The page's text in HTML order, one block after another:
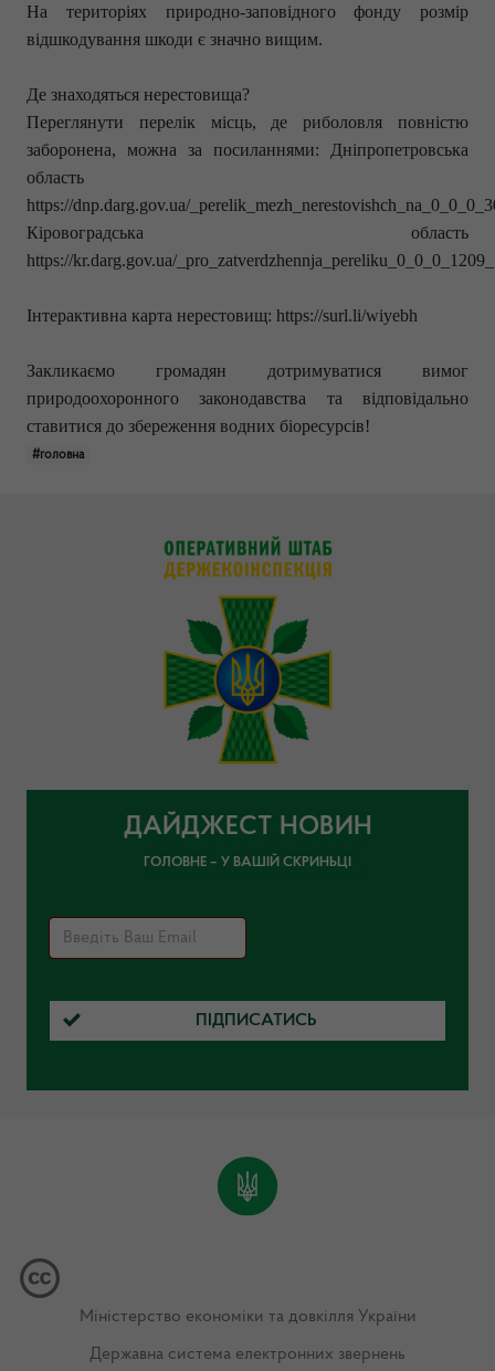
На територіях природно-заповідного фонду розмір
відшкодування шкоди є значно вищим.
Де знаходяться нерестовища?
Переглянути перелік місць, де риболовля повністю
заборонена, можна за посиланнями: Дніпропетровська
область
https://dnp.darg.gov.ua/
Кіровоградська область
https://kr.darg.gov.ua/
Інтерактивна карта нерестовищ: https://surl.li/wiyebh
Закликаємо громадян дотримуватися вимог
природоохоронного законодавства та відповідально
ставитися до збереження водних біоресурсів!
#головна
ДАЙДЖЕСТ НОВИН
ГОЛОВНЕ – У ВАШІЙ СКРИНЬЦІ
ПІДПИСАТИСЬ
Міністерство економіки та довкілля України
Державна система електронних звернень